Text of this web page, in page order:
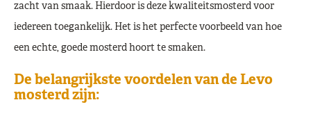
zacht van smaak. Hierdoor is deze kwaliteitsmosterd voor
iedereen toegankelijk. Het is het perfecte voorbeeld van hoe
een echte, goede mosterd hoort te smaken.
De belangrijkste voordelen van de Levo
mosterd zijn: